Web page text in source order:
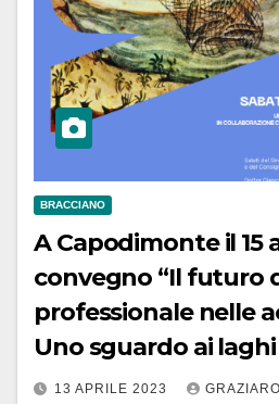
BRACCIANO
A Capodimonte il 15
convegno “Il futuro
professionale nelle
Uno sguardo ai
13 APRILE 2023